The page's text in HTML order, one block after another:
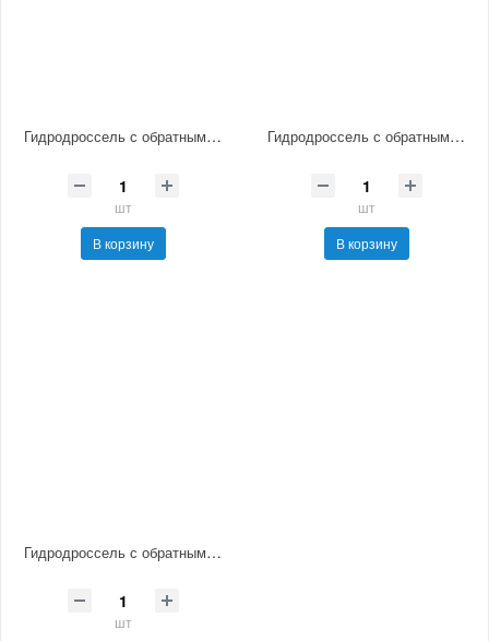
Гидродроссель с обратным клапаном ДКМ6/3
шт
В корзину
Гидродроссель с обратным клапаном ДКМ10/3
шт
В корзину
Гидродроссель с обратным клапаном ДКМ16/3
шт